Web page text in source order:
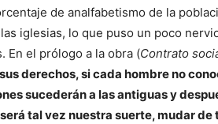
de analfabetismo de la
iglesias, lo que puso un poco
En el prólogo a la obra (Contrato
derechos, si cada hombre no
sucederán a las antiguas y
tal vez nuestra suerte, mudar de